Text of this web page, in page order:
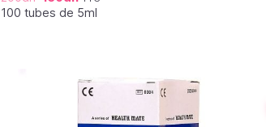
100 tubes de 5ml